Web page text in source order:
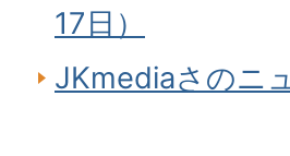
17日）
JKmediaさのニ